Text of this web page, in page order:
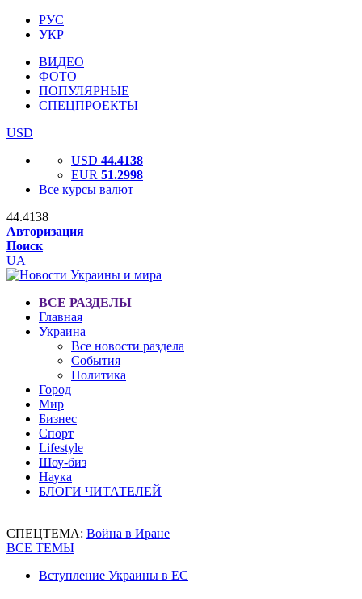
РУС
УКР
ВИДЕО
ФОТО
ПОПУЛЯРНЫЕ
СПЕЦПРОЕКТЫ
USD
USD 44.4138
EUR 51.2998
Все курсы валют
44.4138
Авторизация
Поиск
UA
ВСЕ РАЗДЕЛЫ
Главная
Украина
Все новости раздела
События
Политика
Город
Мир
Бизнес
Спорт
Lifestyle
Шоу-биз
Наука
БЛОГИ ЧИТАТЕЛЕЙ
СПЕЦТЕМА: Война в Иране
ВСЕ ТЕМЫ
Вступление Украины в ЕС